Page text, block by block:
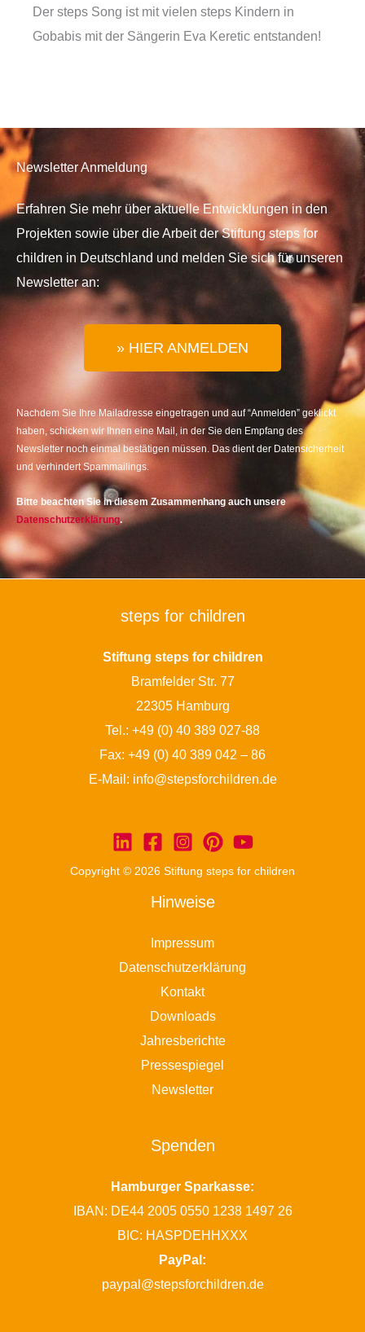
Der steps Song ist mit vielen steps Kindern in
Gobabis mit der Sängerin Eva Keretic entstanden!
Newsletter Anmeldung
Erfahren Sie mehr über aktuelle Entwicklungen in den
Projekten sowie über die Arbeit der Stiftung steps for
children in Deutschland und melden Sie sich für unseren
Newsletter an:
» HIER ANMELDEN
Nachdem Sie Ihre Mailadresse eingetragen und auf “Anmelden” geklickt
haben, schicken wir Ihnen eine Mail, in der Sie den Empfang des
Newsletter noch einmal bestätigen müssen. Das dient der Datensicherheit
und verhindert Spammailings.
Bitte beachten Sie in diesem Zusammenhang auch unsere
Datenschutzerklärung.
steps for children
Stiftung steps for children
Bramfelder Str. 77
22305 Hamburg
Tel.: +49 (0) 40 389 027-88
Fax: +49 (0) 40 389 042 – 86
E-Mail: info@stepsforchildren.de
Copyright © 2026 Stiftung steps for children
Hinweise
Impressum
Datenschutzerklärung
Kontakt
Downloads
Jahresberichte
Pressespiegel
Newsletter
Spenden
Hamburger Sparkasse:
IBAN: DE44 2005 0550 1238 1497 26
BIC: HASPDEHHXXX
PayPal:
paypal@stepsforchildren.de